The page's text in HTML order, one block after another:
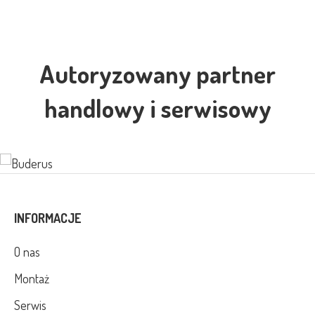
Autoryzowany partner
handlowy i serwisowy
INFORMACJE
O nas
Montaż
Serwis